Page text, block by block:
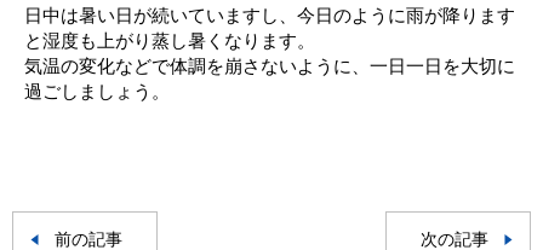
日中は暑い日が続いていますし、今日のように雨が降ります
と湿度も上がり蒸し暑くなります。
気温の変化などで体調を崩さないように、一日一日を大切に
過ごしましょう。
前の記事 次の記事